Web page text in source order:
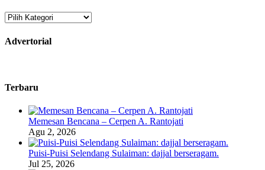
Kategori
Advertorial
Terbaru
Memesan Bencana – Cerpen A. Rantojati
Agu 2, 2026
Puisi-Puisi Selendang Sulaiman: dajjal berseragam.
Jul 25, 2026